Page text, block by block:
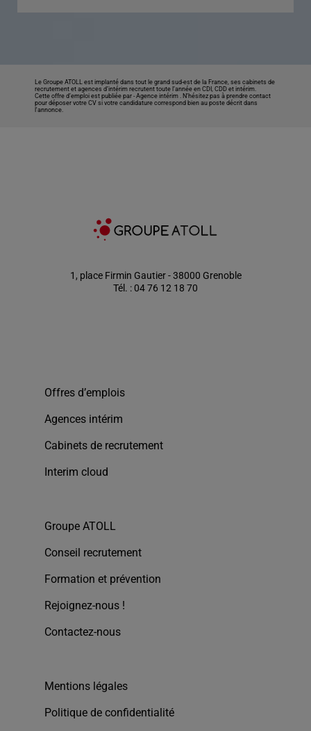
Le Groupe ATOLL est implanté dans tout le grand sud-est de la France, ses cabinets de
recrutement et agences d’intérim recrutent toute l’année en CDI, CDD et intérim.
Cette offre d’emploi est publiée par -Agence intérim . N’hésitez pas à prendre contact
pour déposer votre CV si votre candidature correspond bien au poste décrit dans
l'annonce.
1, place Firmin Gautier - 38000 Grenoble
Tél. : 04 76 12 18 70
Offres d’emplois
Agences intérim
Cabinets de recrutement
Interim cloud
Groupe ATOLL
Conseil recrutement
Formation et prévention
Rejoignez-nous !
Contactez-nous
Mentions légales
Politique de confidentialité